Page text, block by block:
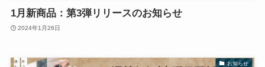
1月新商品：第3弾リリースのお知らせ
2024年1月26日
お知らせ